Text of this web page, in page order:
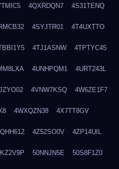
4QXRDQN7 4S31TENQ
4SYJTR01 4T4UXTTO
4TJ1ASNW 4TPTYC45
4UNHPQM1 4URT243L
4VNW7KSQ 4W6ZE1F7
4WXQZN38 4X7TT8GV
4Z52SO0V 4ZP14UIL
50NNJN5E 50S8F1Z0